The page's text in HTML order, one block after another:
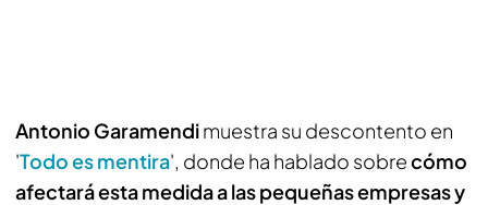
Antonio Garamendimuestra su descontento en
'Todo es mentira', donde ha hablado sobrecómo
afectará esta medida a las pequeñas empresas y